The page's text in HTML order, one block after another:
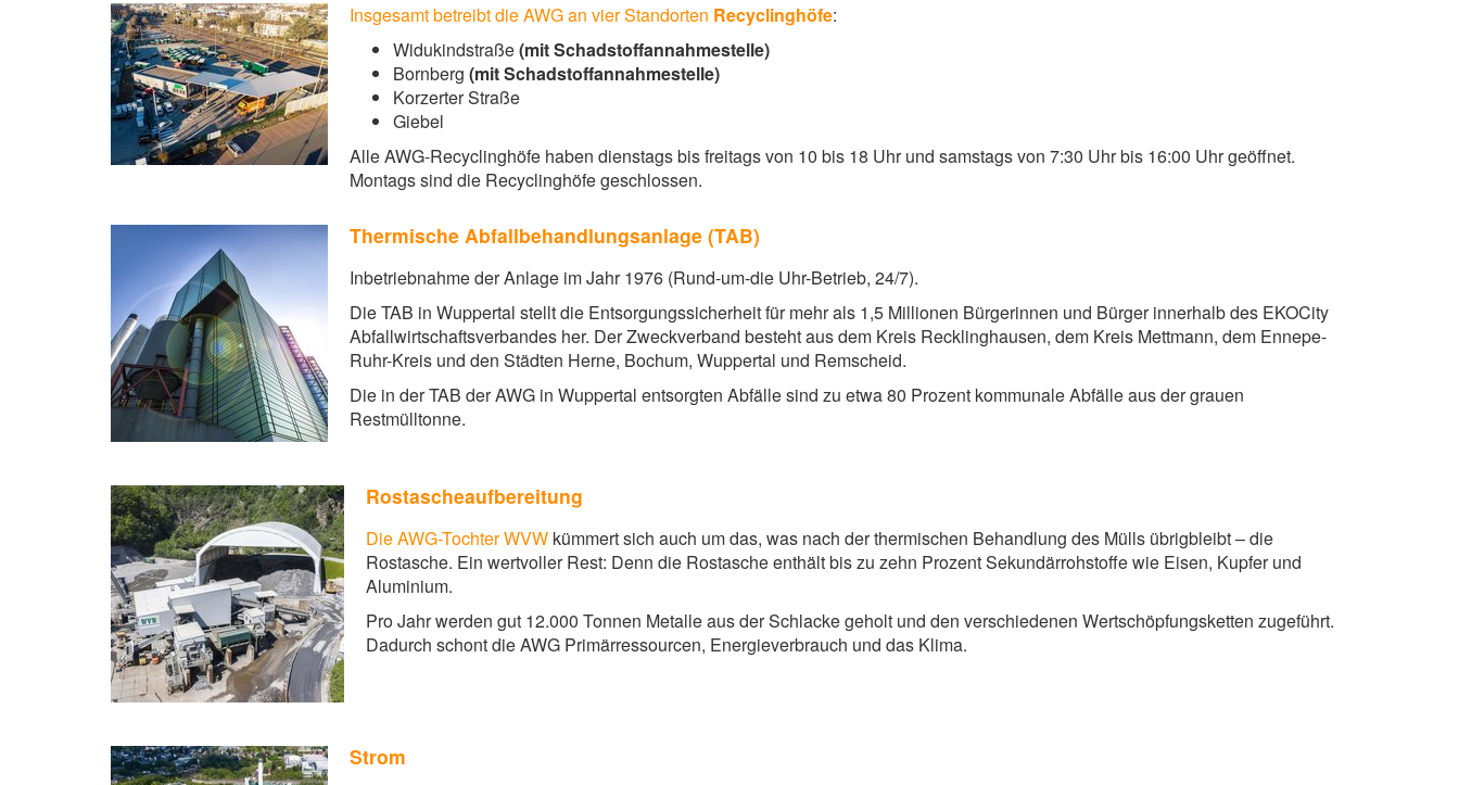
Insgesamt betreibt die AWG an vier Standorten Recyclinghöfe:
Widukindstraße(mit Schadstoffannahmestelle)
Bornberg (mit Schadstoffannahmestelle)
Korzerter Straße
Giebel
Alle AWG-Recyclinghöfe haben dienstags bis freitags von 10 bis 18 Uhr und samstags von 7:30 Uhr bis 16:00 Uhr geöffnet.
Montags sind die Recyclinghöfe geschlossen.
Thermische Abfallbehandlungsanlage (TAB)
Inbetriebnahme der Anlage im Jahr 1976 (Rund-um-die Uhr-Betrieb, 24/7).
Die TAB in Wuppertal stellt die Entsorgungssicherheit für mehr als 1,5 Millionen Bürgerinnen und Bürger innerhalb des EKOCity
Abfallwirtschaftsverbandes her. Der Zweckverband besteht aus dem Kreis Recklinghausen, dem Kreis Mettmann, dem Ennepe-
Ruhr-Kreis und den Städten Herne, Bochum, Wuppertal und Remscheid.
Die in der TAB der AWG in Wuppertal entsorgten Abfälle sind zu etwa 80 Prozent kommunale Abfälle aus der grauen
Restmülltonne.
Rostascheaufbereitung
Die AWG-Tochter WVW kümmert sich auch um das, was nach der thermischen Behandlung des Mülls übrigbleibt – die
Rostasche. Ein wertvoller Rest: Denn die Rostasche enthält bis zu zehn Prozent Sekundärrohstoffe wie Eisen, Kupfer und
Aluminium.
Pro Jahr werden gut 12.000 Tonnen Metalle aus der Schlacke geholt und den verschiedenen Wertschöpfungsketten zugeführt.
Dadurch schont die AWG Primärressourcen, Energieverbrauch und das Klima.
Strom